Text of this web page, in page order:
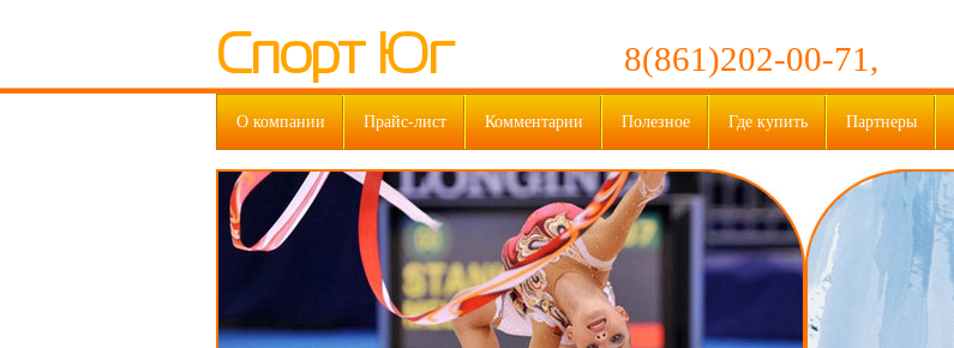
Спорт Юг 8(861)202-00-71,
О компании Прайс-лист Комментарии Полезное Где купить Партнеры